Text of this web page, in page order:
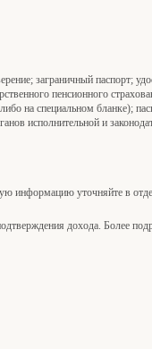
заграничный паспорт;
пенсионного
на специальном бланке);
исполнительной и
информацию уточняйте в
дохода. Более